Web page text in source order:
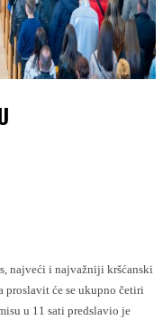
najveći i najvažniji kršćanski
proslavit će se ukupno četiri
u 11 sati predslavio je